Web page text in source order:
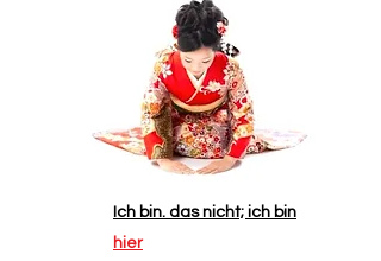
Ich bin. das nicht; ich bin
hier